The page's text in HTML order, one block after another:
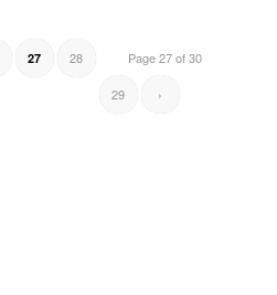
Page 27 of 30
27 28
29 ›